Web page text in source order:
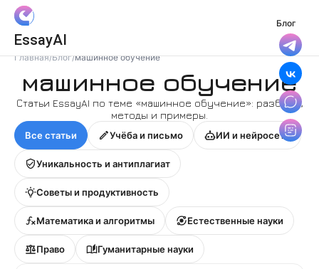
EssayAI
Блог
Главная/Блог/машинное обучение
машинное обучение
Статьи EssayAI по теме «машинное обучение»: разборы,
методы и примеры.
Все статьи Учёба и письмо ИИ и нейросети
Уникальность и антиплагиат
Советы и продуктивность
Математика и алгоритмы Естественные науки
Право Гуманитарные науки
Войти с Яндекс ID
Войти с VK ID
Согласие на обработку
персональных данных
и принимаю условия
Политики конфиденциальности
Правила пользования сервисом